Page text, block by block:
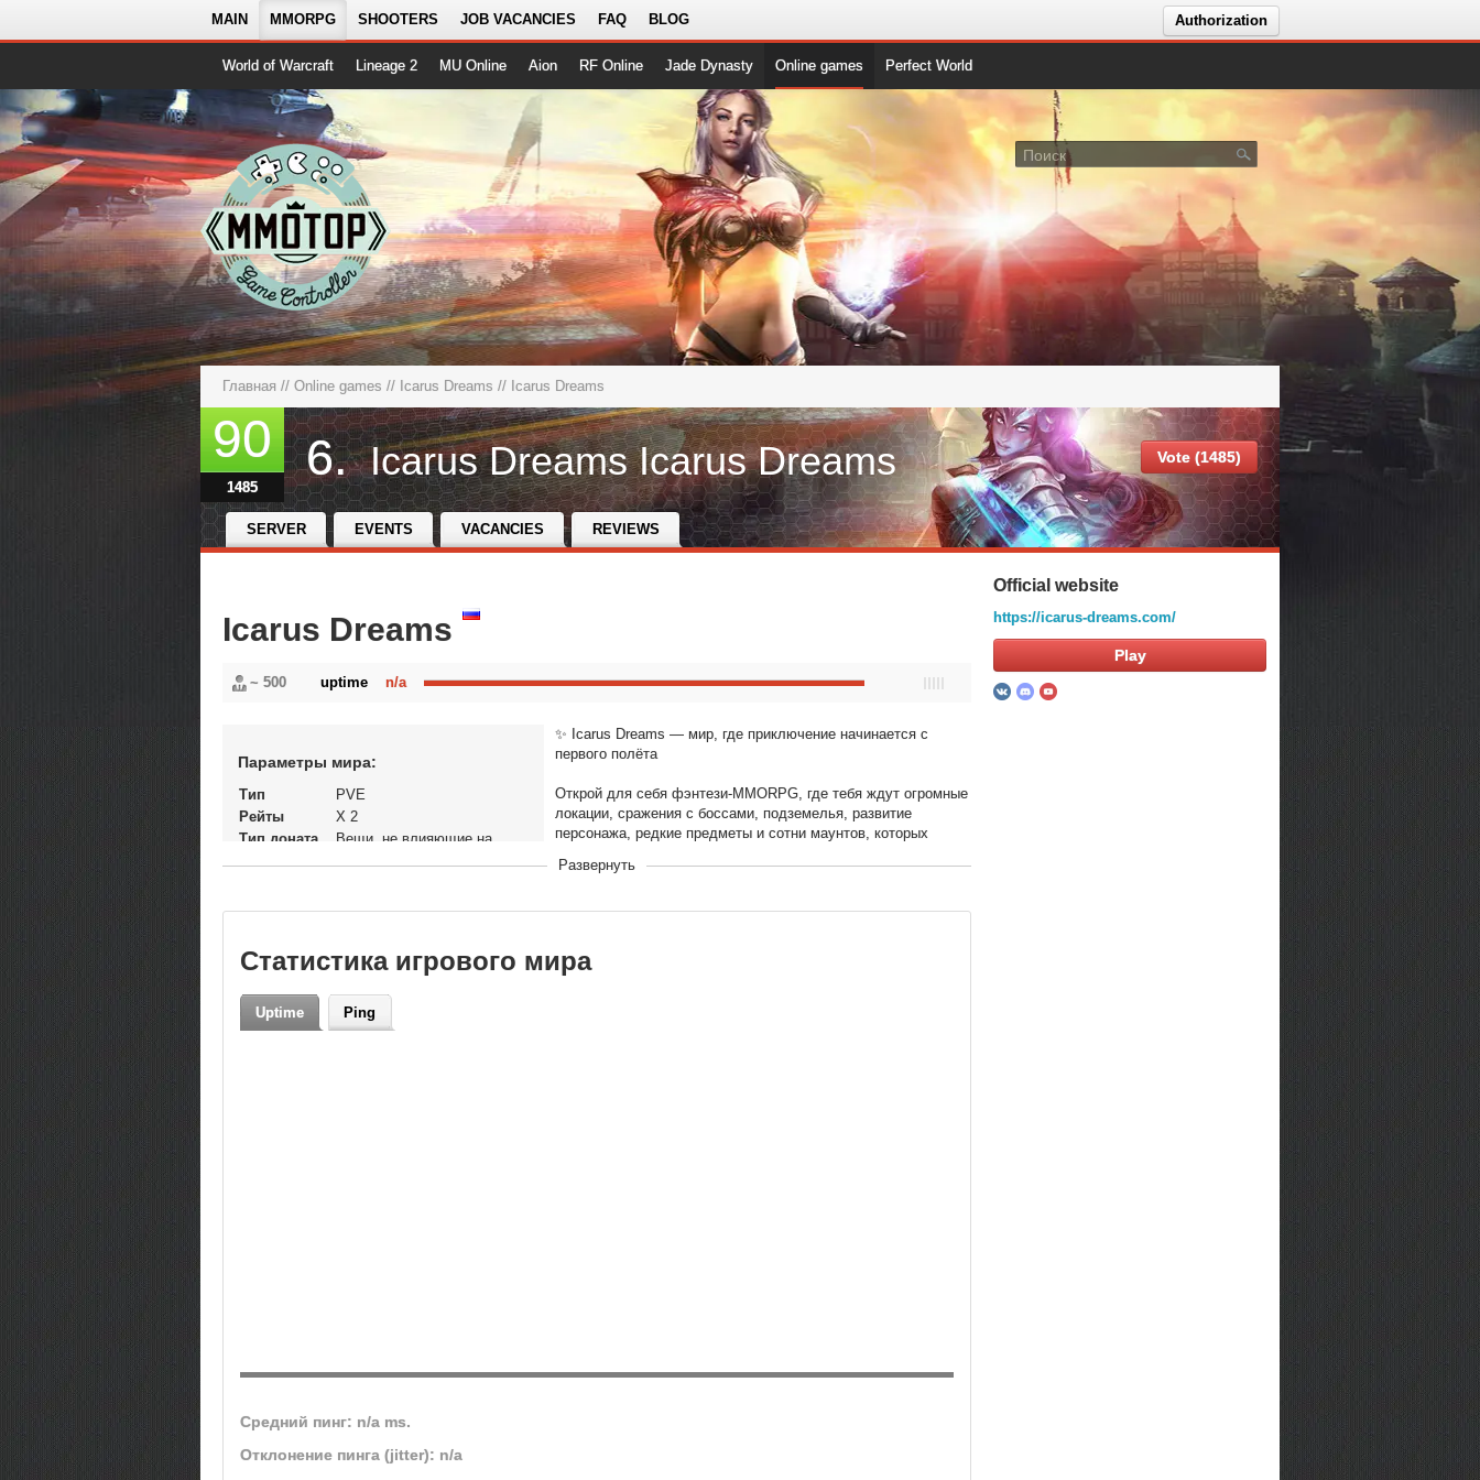
MAIN MMORPG SHOOTERS JOB VACANCIES FAQ BLOG Authorization
World of Warcraft Lineage 2 MU Online Aion RF Online Jade Dynasty Online games Perfect World
Главная // Online games // Icarus Dreams // Icarus Dreams
90
1485
6. Icarus Dreams Icarus Dreams Vote (1485)
SERVER EVENTS VACANCIES REVIEWS
Icarus Dreams
~ 500 n/a
uptime
Параметры мира:
Тип
PVE
Рейты
X 2
Тип доната
Вещи, не влияющие на
Теги icarus Icaru...
✨ Icarus Dreams — мир, где приключение начинается с
первого полёта
Открой для себя фэнтези-MMORPG, где тебя ждут огромные
локации, сражения с боссами, подземелья, развитие
персонажа, редкие предметы и сотни маунтов, которых
Развернуть
Статистика игрового мира
Uptime Ping
Средний пинг: n/a ms.
Отклонение пинга (jitter): n/a
Official website
https://icarus-dreams.com/
Play